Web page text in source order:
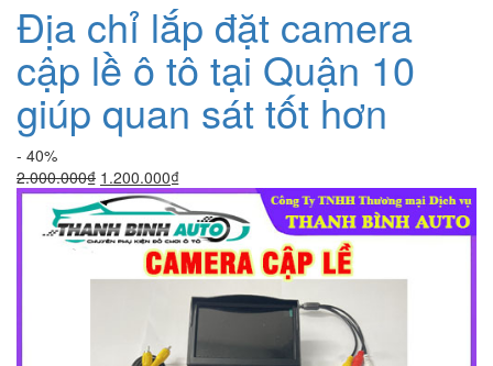
Địa chỉ lắp đặt camera
cập lề ô tô tại Quận 10
giúp quan sát tốt hơn
- 40%
2.000.000₫ Giá
gốc
là:
2.000.000₫.
1.200.000₫Giá
hiện
tại
là:
1.200.000₫.